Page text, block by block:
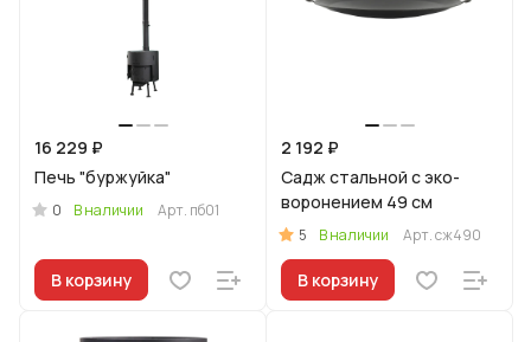
16 229 ₽
Печь "буржуйка"
0 В наличии Арт. пб01
В корзину
2 192 ₽
Садж стальной с эко-
воронением 49 см
5 В наличии Арт.сж490
В корзину